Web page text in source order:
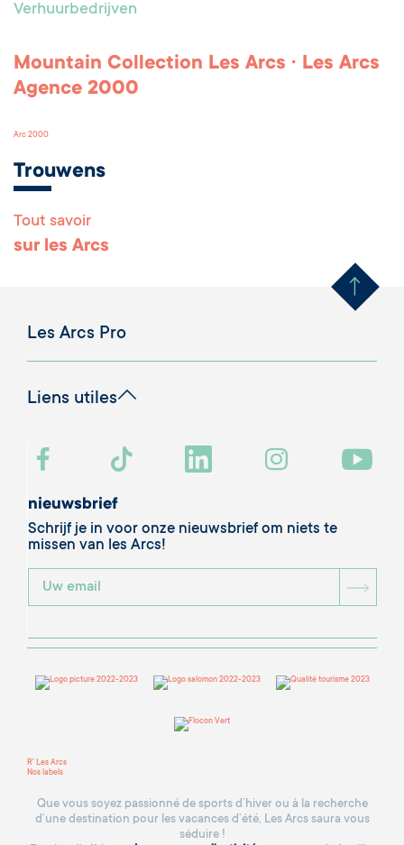
Verhuurbedrijven
Mountain Collection Les Arcs · Les Arcs
Agence 2000
Arc 2000
Trouwens
Tout savoir
sur les Arcs Remonter
Les Arcs Pro
Liens utiles
nieuwsbrief
Schrijf je in voor onze nieuwsbrief om niets te
missen van les Arcs!
R' Les Arcs
Nos labels
Que vous soyez passionné de sports d’hiver ou à la recherche
d’une destination pour les vacances d’été, Les Arcs saura vous
séduire !